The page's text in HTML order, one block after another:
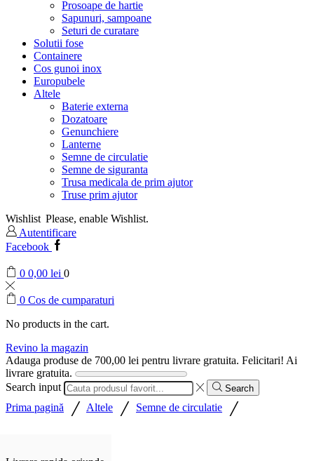
Prosoape de hartie
Sapunuri, sampoane
Seturi de curatare
Solutii fose
Containere
Cos gunoi inox
Europubele
Altele
Baterie externa
Dozatoare
Genunchiere
Lanterne
Semne de circulatie
Semne de siguranta
Trusa medicala de prim ajutor
Truse prim ajutor
Wishlist Please, enable Wishlist.
Autentificare
Facebook
0 0,00 lei 0
0 Cos de cumparaturi
No products in the cart.
Revino la magazin
Adauga produse de 700,00 lei pentru livrare gratuita. Felicitari! Ai
livrare gratuita.
Search input
Search
Prima pagină / Altele / Semne de circulatie /